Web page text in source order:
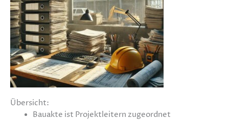
Übersicht:
Bauakte ist Projektleitern zugeordnet